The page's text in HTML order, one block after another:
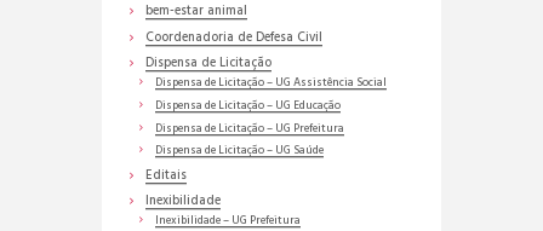
bem-estar animal
Coordenadoria de Defesa Civil
Dispensa de Licitação
Dispensa de Licitação – UG Assistência Social
Dispensa de Licitação – UG Educação
Dispensa de Licitação – UG Prefeitura
Dispensa de Licitação – UG Saúde
Editais
Inexibilidade
Inexibilidade – UG Prefeitura